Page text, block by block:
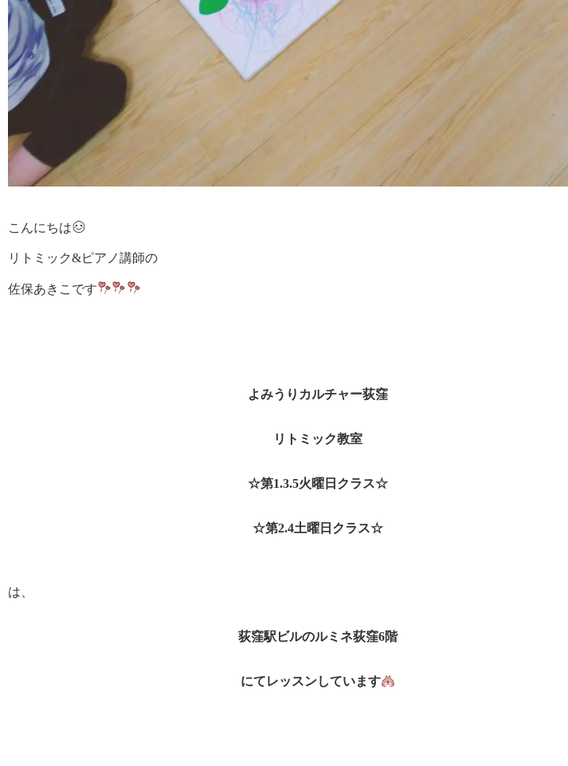
こんにちは
リトミック&ピアノ講師の
佐保あきこです
よみうりカルチャー荻窪
リトミック教室
☆第1.3.5火曜日クラス☆
☆第2.4土曜日クラス☆
は、
荻窪駅ビルのルミネ荻窪6階
にてレッスンしています